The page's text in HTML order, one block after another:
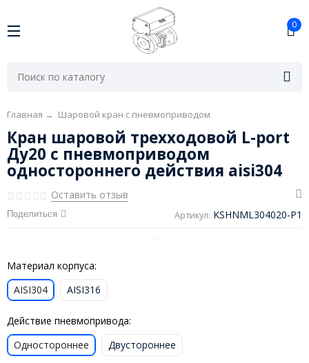
0
Главная → Шаровой кран с пневмоприводом
Кран шаровой трехходовой L-port
Ду20 с пневмоприводом
одностороннего действия aisi304
Оставить отзыв
Поделиться Артикул: KSHNML304020-P1
Материал корпуса:
AISI304
AISI316
Действие пневмопривода:
Одностороннее
Двустороннее